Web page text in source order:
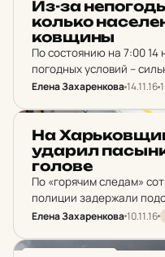
Из-за
коль­ко
ков­щины
По состоянию на 7:00 14
погодных условий –
налипание мокрого
Змиевском районе.…
Елена Захаренкова14.11.16
НОВИНИ ХАРКОВА
На
ударил
голове
По «горячим следам»
полиции задержали
жителя села
54-летний мужчина
Елена Захаренкова10.11.16